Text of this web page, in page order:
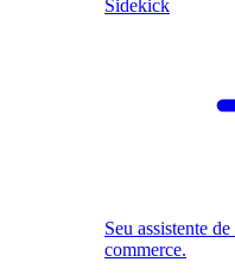
Sidekick
Seu assistente
commerce.